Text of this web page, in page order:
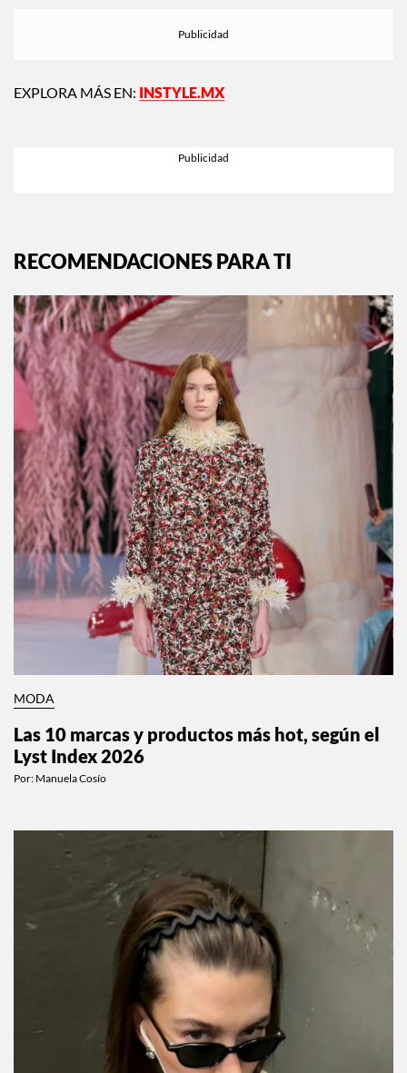
EXPLORA MÁS EN: INSTYLE.MX
RECOMENDACIONES PARA TI
MODA
Las 10 marcas y productos más hot, según el
Lyst Index 2026
Por: Manuela Cosío